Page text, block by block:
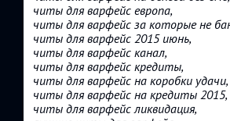
читы для варфейс европа,
читы для варфейс за которые не
читы для варфейс 2015 июнь,
читы для варфейс канал,
читы для варфейс кредиты,
читы для варфейс на коробки удачи,
читы для варфейс на кредиты 2015,
читы для варфейс ликвидация,